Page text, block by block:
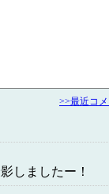
>>最近コ
しましたー！